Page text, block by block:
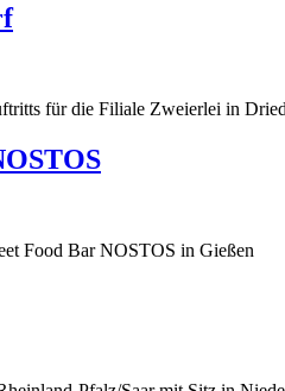
für die Filiale Zweierlei in
Food Bar NOSTOS in Gießen